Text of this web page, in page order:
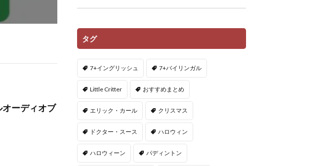
ーディオブ
タグ
7+イングリッシュ 7+バイリンガル
Little Critter おすすめまとめ
エリック・カール クリスマス
ドクター・スース ハロウィン
ハロウィーン パディントン